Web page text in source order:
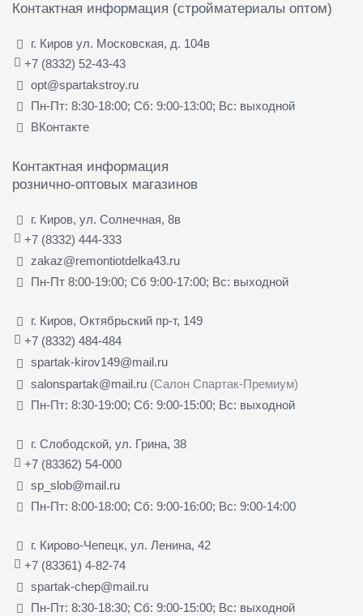
Контактная информация (стройматериалы оптом)
г. Киров ул. Московская, д. 104в
+7 (8332) 52-43-43
opt@spartakstroy.ru
Пн-Пт: 8:30-18:00; Сб: 9:00-13:00; Вс: выходной
ВКонтакте
Контактная информация
рознично-оптовых магазинов
г. Киров, ул. Солнечная, 8в
+7 (8332) 444-333
zakaz@remontiotdelka43.ru
Пн-Пт 8:00-19:00; Сб 9:00-17:00; Вс: выходной
г. Киров, Октябрьский пр-т, 149
+7 (8332) 484-484
spartak-kirov149@mail.ru
salonspartak@mail.ru (Салон Спартак-Премиум)
Пн-Пт: 8:30-19:00; Сб: 9:00-15:00; Вс: выходной
г. Слободской, ул. Грина, 38
+7 (83362) 54-000
sp_slob@mail.ru
Пн-Пт: 8:00-18:00; Сб: 9:00-16:00; Вс: 9:00-14:00
г. Кирово-Чепецк, ул. Ленина, 42
+7 (83361) 4-82-74
spartak-chep@mail.ru
Пн-Пт: 8:30-18:30; Сб: 9:00-15:00; Вс: выходной